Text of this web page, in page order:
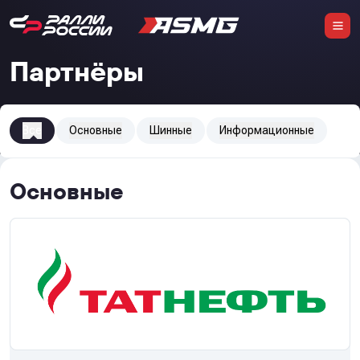
Партнёры
Основные Шинные Информационные
Основные